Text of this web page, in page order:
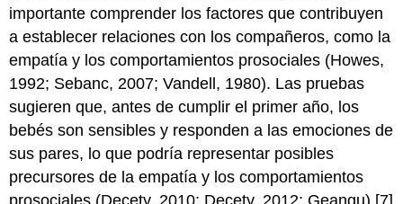
importante comprender los factores que contribuyen
a establecer relaciones con los compañeros, como la
empatía y los comportamientos prosociales (Howes,
1992; Sebanc, 2007; Vandell, 1980). Las pruebas
sugieren que, antes de cumplir el primer año, los
bebés son sensibles y responden a las emociones de
sus pares, lo que podría representar posibles
precursores de la empatía y los comportamientos
prosociales (Decety, 2010; Decety, 2012; Geangu).[7]